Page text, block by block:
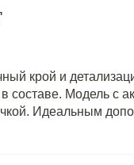
крой и
составе. Модель с
Идеальным